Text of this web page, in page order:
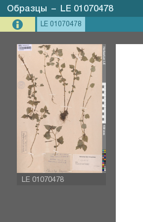
Образцы – LE 01070478
LE 01070478
LE 01070478